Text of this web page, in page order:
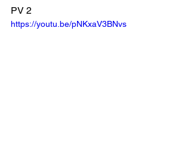
PV 2
https://youtu.be/pNKxaV3BNvs